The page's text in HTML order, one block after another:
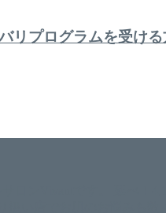
リプログラムを受け